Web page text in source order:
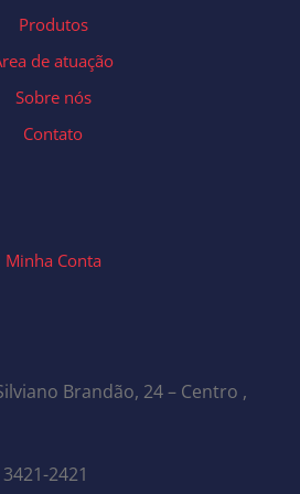
Produtos
de atuação
Sobre nós
Contato
Minha Conta
Brandão, 24 – Centro ,
2421